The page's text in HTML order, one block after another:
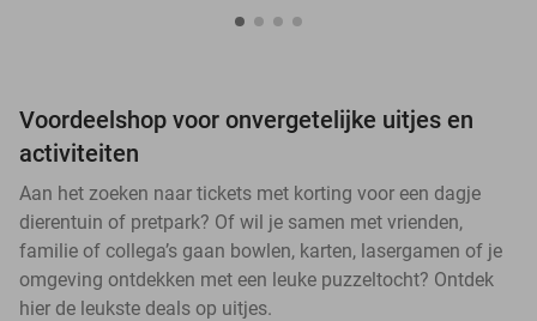
Voordeelshop voor onvergetelijke uitjes en
activiteiten
Aan het zoeken naar tickets met korting voor een dagje
dierentuin of pretpark? Of wil je samen met vrienden,
familie of collega’s gaan bowlen, karten, lasergamen of je
omgeving ontdekken met een leuke puzzeltocht? Ontdek
hier de leukste deals op uitjes.